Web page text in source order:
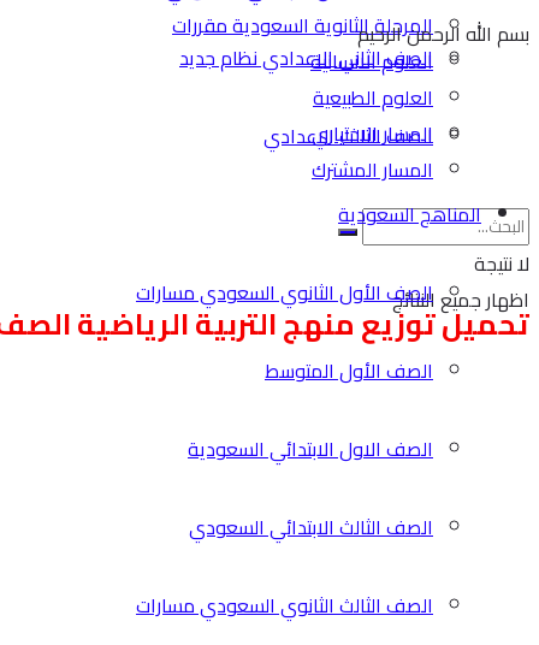
المرحلة الثانوية السعودية مقررات
العلوم الانسانية
العلوم الطبيعية
المسار الاختياري
المسار المشترك
لا نتيجة
اظهار جميع النتائج
الصف الثاني الاعدادي نظام جديد
الصف الثالث الاعدادي
المناهج السعودية
الصف الأول الثانوي السعودي مسارات
الصف الأول المتوسط
الصف الاول الابتدائي السعودية
الصف الثالث الابتدائي السعودي
الصف الثالث الثانوي السعودي مسارات
بسم الله الرحمن الرحيم
تحميل توزيع منهج التربية الرياضية الصف